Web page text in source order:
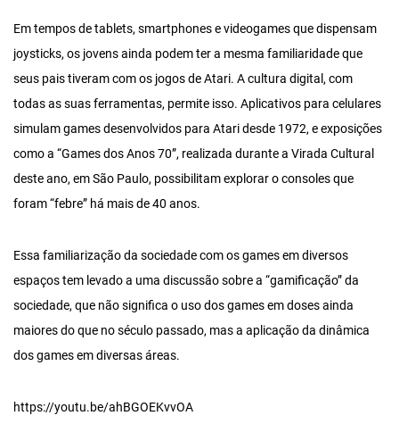
Em tempos de tablets, smartphones e videogames que dispensam
joysticks, os jovens ainda podem ter a mesma familiaridade que
seus pais tiveram com os jogos de Atari. A cultura digital, com
todas as suas ferramentas, permite isso. Aplicativos para celulares
simulam games desenvolvidos para Atari desde 1972, e exposições
como a “Games dos Anos 70”, realizada durante a Virada Cultural
deste ano, em São Paulo, possibilitam explorar o consoles que
foram “febre” há mais de 40 anos.
Essa familiarização da sociedade com os games em diversos
espaços tem levado a uma discussão sobre a “gamificação” da
sociedade, que não significa o uso dos games em doses ainda
maiores do que no século passado, mas a aplicação da dinâmica
dos games em diversas áreas.
https://youtu.be/ahBGOEKvvOA